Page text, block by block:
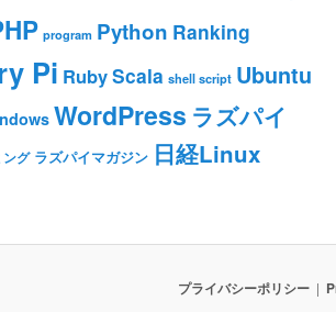
program Python Ranking
Pi RubyScala shell script Ubuntu
WordPress ラズパイ
ング ラズパイマガジン 日経Linux
プライバシーポリシー